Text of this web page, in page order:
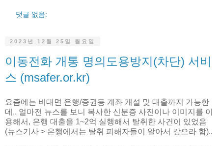
댓글 없음:
2023년 12월 25일 월요일
이동전화 개통 명의도용방지(차단) 서비
스 (msafer.or.kr)
요즘에는 비대면 은행/증권등 계좌 개설 및 대출까지 가능한
데,. 얼마전 뉴스를 보니 복사한 신분증 사진이나 이미지를 이
용해서, 은행 대출을 1~2억 실행해서 탈취한 사건이 있었음
(뉴스기사 > 은행에서는 탈취 피해자들이 알아서 갚으라 함)..